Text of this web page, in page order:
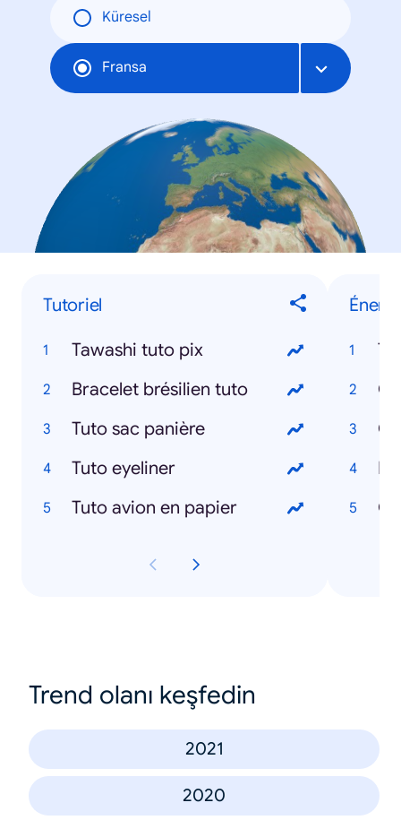
Küresel
Fransa
Tutoriel
Tawashi tuto pix
Bracelet brésilien tuto
Tuto sac panière
Tuto eyeliner
Tuto avion en papier
Trend olanı keşfedin
2021
2020